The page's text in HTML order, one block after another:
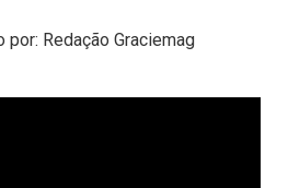
Redação Graciemag